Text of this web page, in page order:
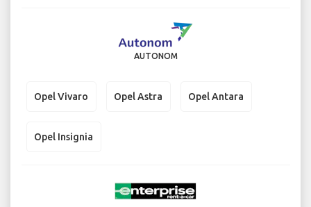
AUTONOM
Opel Vivaro Opel Astra Opel Antara
Opel Insignia